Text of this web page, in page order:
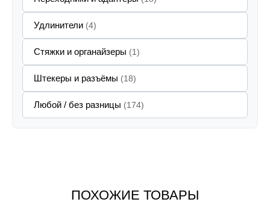
Удлинители (4)
Стяжки и органайзеры (1)
Штекеры и разъёмы (18)
Любой / без разницы (174)
ПОХОЖИЕ ТОВАРЫ